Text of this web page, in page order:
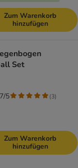
Zum Warenkorb
hinzufügen
Set
5 (3)
Zum Warenkorb
hinzufügen